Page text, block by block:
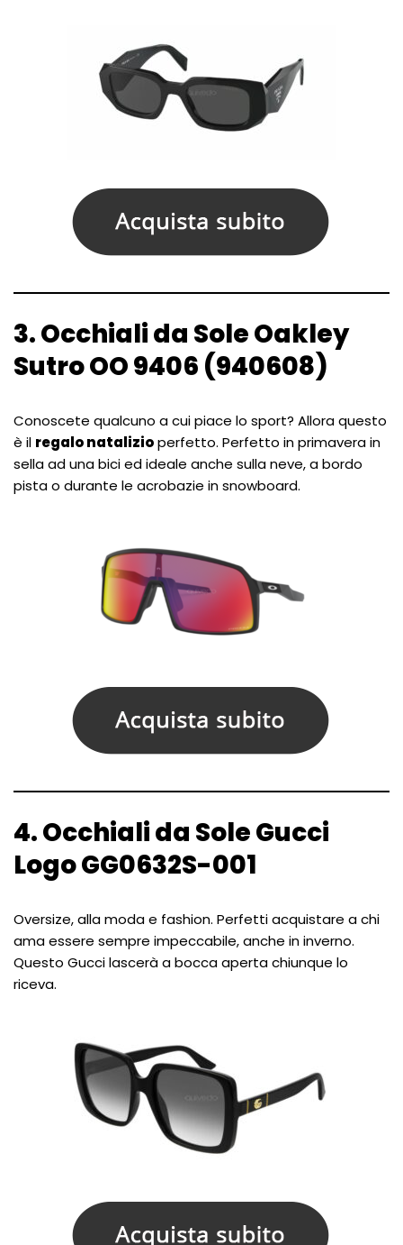
3. Occhiali da Sole Oakley
Sutro OO 9406 (940608)
Conoscete qualcuno a cui piace lo sport? Allora questo
è il regalo natalizioperfetto. Perfetto in primavera in
sella ad una bici ed ideale anche sulla neve, a bordo
pista o durante le acrobazie in snowboard.
4. Occhiali da Sole Gucci
Logo GG0632S-001
Oversize, alla moda e fashion. Perfetti acquistare a chi
ama essere sempre impeccabile, anche in inverno.
Questo Gucci lascerà a bocca aperta chiunque lo
riceva.